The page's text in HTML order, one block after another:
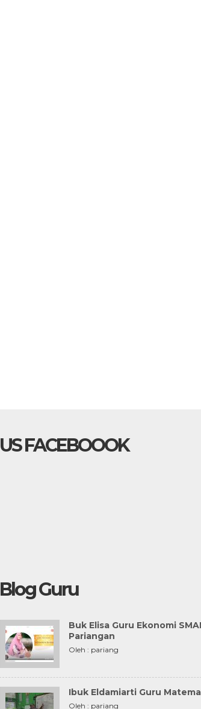
US FACEBOOOK
Blog Guru
Buk Elisa Guru Ekonomi
Pariangan
Oleh : pariang
Ibuk Eldamiarti Guru
Oleh : pariang